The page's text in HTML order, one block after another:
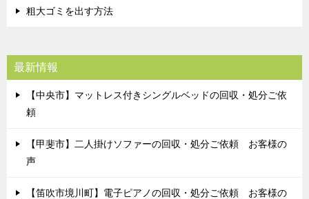
粗大ゴミを出す方法
最新情報
【中央市】マットレス付きシングルベッドの回収・処分ご依
頼
【甲斐市】二人掛けソファーの回収・処分ご依頼 お客様の
声
【笛吹市境川町】電子ピアノの回収・処分ご依頼 お客様の